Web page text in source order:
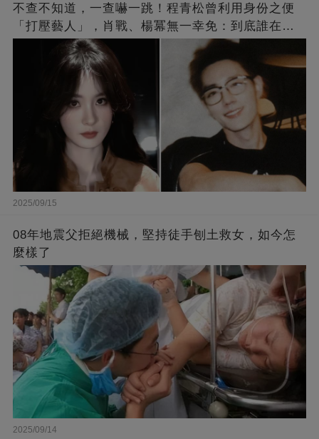
不查不知道，一查嚇一跳！程青松曾利用身份之便
「打壓藝人」，肖戰、楊冪無一幸免：到底誰在給
2025/09/15
08年地震父拒絕機械，堅持徒手刨土救女，如今怎
麼樣了
2025/09/14